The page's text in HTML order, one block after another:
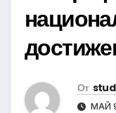
От
МАЙ